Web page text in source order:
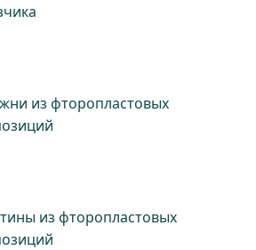
из фторопластовых
из фторопластовых